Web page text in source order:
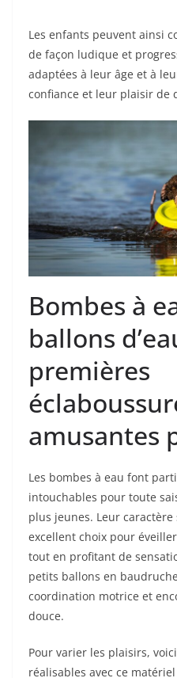
Les enfants peuvent ainsi
de façon ludique et
adaptées à leur âge et à
confiance et leur plaisir de
Bombes à
ballons
premières
amusantes
Les bombes à eau font
intouchables pour toute
plus jeunes. Leur
excellent choix pour
tout en profitant de
petits ballons en
coordination motrice et
douce.
Pour varier les plaisirs,
réalisables avec ce